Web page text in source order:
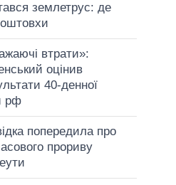
землетрус: де
втрати»:
оцінив
40-денної
рф
попередила про
прориву